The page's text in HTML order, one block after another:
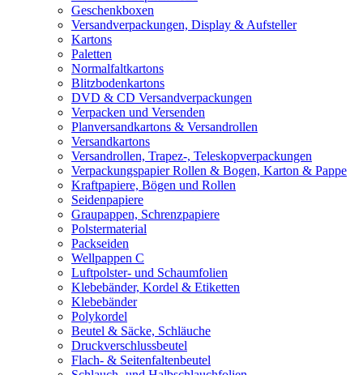
Geschenkboxen
Versandverpackungen, Display & Aufsteller
Kartons
Paletten
Normalfaltkartons
Blitzbodenkartons
DVD & CD Versandverpackungen
Verpacken und Versenden
Planversandkartons & Versandrollen
Versandkartons
Versandrollen, Trapez-, Teleskopverpackungen
Verpackungspapier Rollen & Bogen, Karton & Pappe
Kraftpapiere, Bögen und Rollen
Seidenpapiere
Graupappen, Schrenzpapiere
Polstermaterial
Packseiden
Wellpappen C
Luftpolster- und Schaumfolien
Klebebänder, Kordel & Etiketten
Klebebänder
Polykordel
Beutel & Säcke, Schläuche
Druckverschlussbeutel
Flach- & Seitenfaltenbeutel